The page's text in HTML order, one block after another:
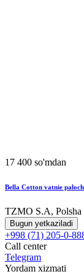
17 400 so'mdan
Bella Cotton vatnie
TZMO S.A, Polsha
Bugun yetkaziladi
+998 (71) 205-0-
Call center
Telegram
Yordam xizmati